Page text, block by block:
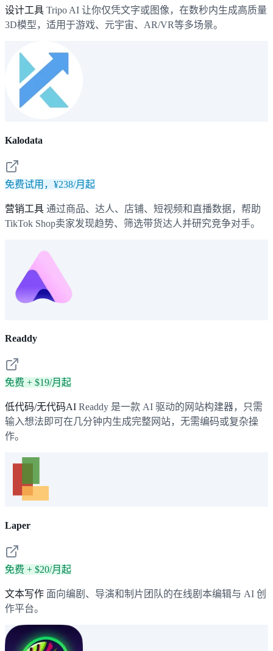
设计工具 Tripo AI 让你仅凭文字或图像，在数秒内生成高质量
3D模型，适用于游戏、元宇宙、AR/VR等多场景。
Kalodata
免费试用，¥238/月起
营销工具 通过商品、达人、店铺、短视频和直播数据，帮助
TikTok Shop卖家发现趋势、筛选带货达人并研究竞争对手。
Readdy
免费 + $19/月起
低代码/无代码AI Readdy 是一款 AI 驱动的网站构建器，只需
输入想法即可在几分钟内生成完整网站，无需编码或复杂操
作。
Laper
免费 + $20/月起
文本写作 面向编剧、导演和制片团队的在线剧本编辑与 AI 创
作平台。